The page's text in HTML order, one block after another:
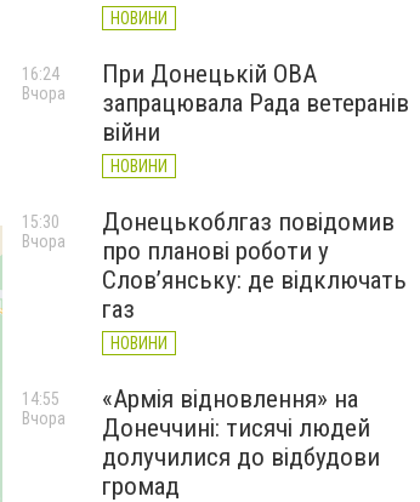
НОВИНИ
При Донецькій ОВА
запрацювала Рада ветеранів
війни
НОВИНИ
16:24
Вчора
Донецькоблгаз повідомив
про планові роботи у
Слов’янську: де відключать
газ
НОВИНИ
15:30
Вчора
«Армія відновлення» на
Донеччині: тисячі людей
долучилися до відбудови
громад
14:55
Вчора